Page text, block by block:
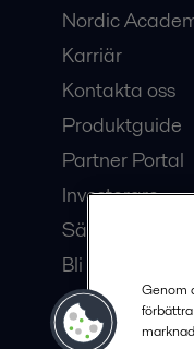
Nordic
Karriär
Kontakta oss
Produktguide
Partner Portal
Investerare
Bli en partner
Genom